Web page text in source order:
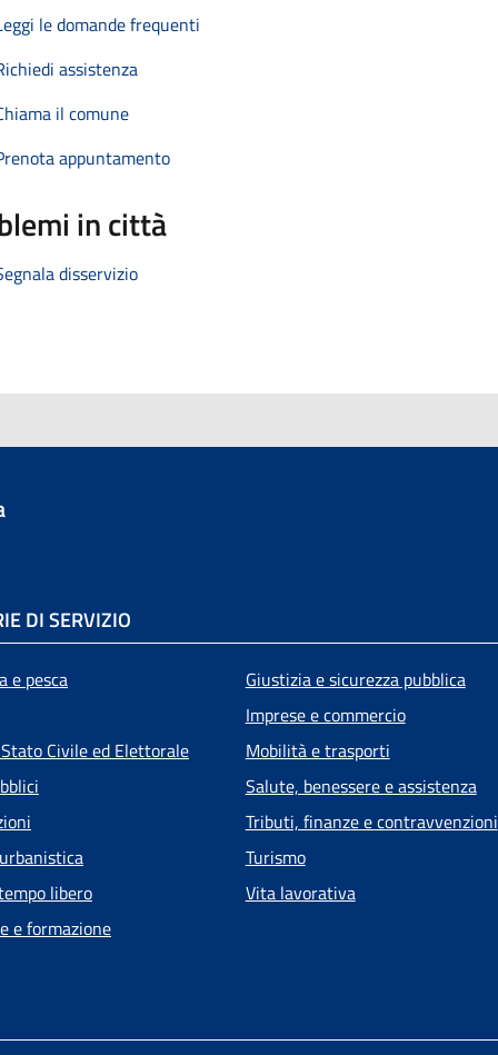
le domande frequenti
assistenza
il comune
appuntamento
in città
disservizio
DI SERVIZIO
e pesca
Civile ed Elettorale
libero
e formazione
Giustizia e sicurezza pubblica
Imprese e commercio
Mobilità e trasporti
Salute, benessere e assistenza
Tributi, finanze e contravvenzioni
Turismo
Vita lavorativa